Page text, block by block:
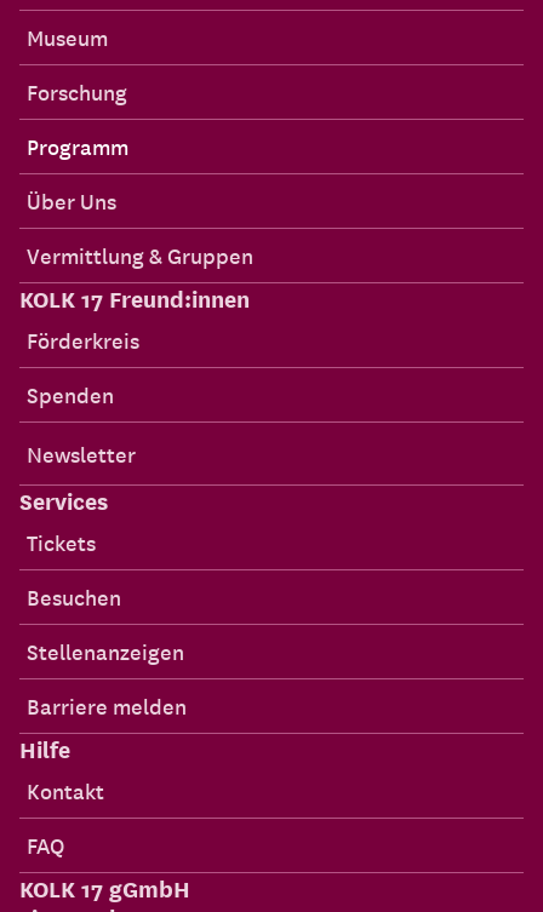
Museum
Forschung
Programm
Über Uns
Vermittlung & Gruppen
KOLK 17 Freund:innen
Förderkreis
Spenden
Newsletter
Services
Tickets
Besuchen
Stellenanzeigen
Barriere melden
Hilfe
Kontakt
FAQ
KOLK 17 gGmbH